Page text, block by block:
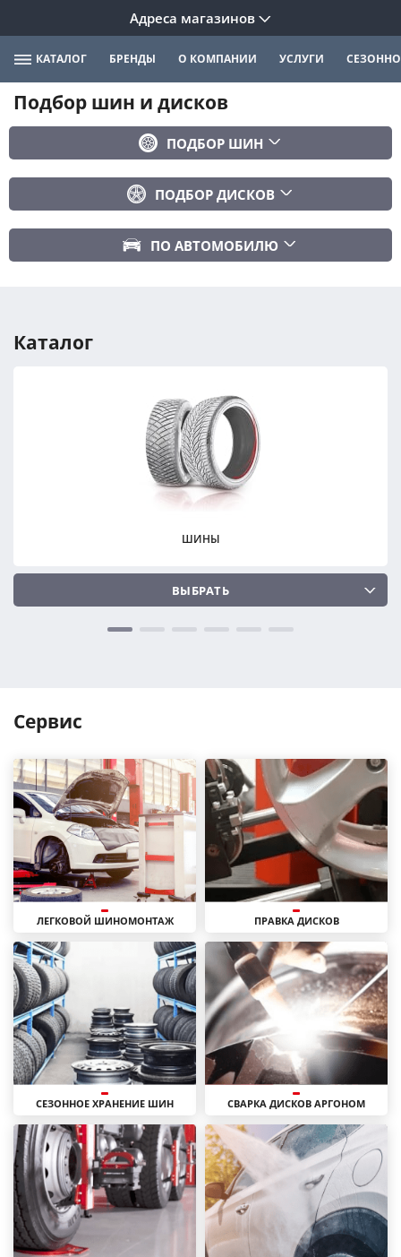
Адреса магазинов
КАТАЛОГ БРЕНДЫ О КОМПАНИИ УСЛУГИ
Подбор шин и дисков
ПОДБОР ШИН
Сбросить
ПОДБОР ДИСКОВ
ПОДОБРАТЬ
Сбросить
ПО АВТОМОБИЛЮ
Год авто
ПОДОБРАТЬ
Сбросить
Каталог
ШИНЫ
ВЫБРАТЬ
Сервис
ЛЕГКОВОЙ ШИНОМОНТАЖ ПРАВКА ДИСКОВ
СЕЗОННОЕ ХРАНЕНИЕ ШИН СВАРКА ДИСКОВ АРГОНОМ